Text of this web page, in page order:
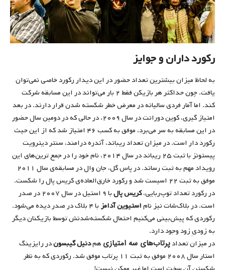
رکورد داران و جوایز
به لحاظ میزان بیشترین تعداد حضور در این دیدار رکورد خاصی نمی‌توان
یافت. چون حداکثر هر بازیکن فقط ۲ بار می‌تواند در این مسابقه شرکت
کند. اما آمار فردی سالیانه در معرض خطر شکسته شدن قرار دارند. در بعد
امتیاز گیری، کوین دورانت در سال ۲۰۰۹، در حالی که در دومین سال حضور
در این مسابقه به سر می‌برد، موفق به کسب ۴۶ امتیاز شد که از این حیث
رکورد دار است. در میزان تعداد ریباند، آندره درامند، سنتر دیترویت
پیستونز با ثبت ۲۵ ریباند در سال ۲۰۱۴، نام خود را در جمع ترین‌های این
رویداد مهم به ثبت رساند. در پاس گل، جان وال در مسابقه‌ی سال ۲۰۱۱
موفق به ثبت ۲۲ اسیست شد و رکورد خارق‌العاده‌ی کریس پال را شکست.
در رکورد تعداد توپ‌ربایی،کریس پال
با ۹ استیل در سال ۲۰۰۷ در صدر
است. در بلاک‌شات نیز ناماستیوین آدامز
با ۴ بلاک در صدر دیده می‌شود.
رکوردی که پیش‌بینی می‌کنیم احتمال شکسته‌شدنش توسط بازیکنان دیگر
به زودیِ زود وجود دارد.
در میزان تعدادپرتاب‌های سه امتیازی همدنیل گیبسوندر رایزینگ
استار سال ۲۰۰۸ موفق به ثبت ۱۱ پرتاب موفق شد. رکوردی که به نظر